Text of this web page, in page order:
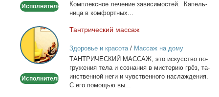
Исполнитель
Ком­плекс­ное ле­че­ние за­ви­си­мо­стей. Ка­пель­
ни­ца в ком­форт­ных...
Тантрический
массаж
Исполнитель
Тан­три­че­ский мас­саж
Здоровье и красота/ Массаж на дому
ТАНТРИЧЕСКИЙ МАССАЖ, это ис­кус­ство по­
гру­же­ния те­ла и со­зна­ния в ми­сте­рию грёз, та­
ин­ствен­ной неги и чув­ствен­но­го на­сла­жде­ния.
С его по­мо­щью вы...